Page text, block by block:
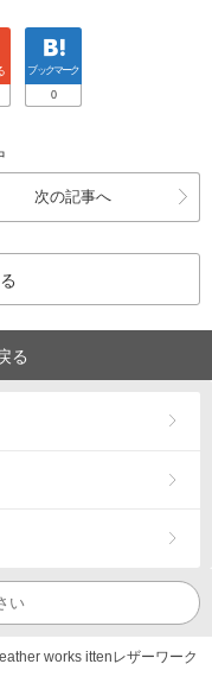
ブックマーク
0
次の記事へ
る
works ittenレザーワーク